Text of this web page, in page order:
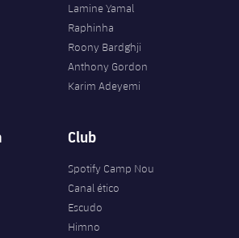
Lamine Yamal
Raphinha
Roony Bardghji
Anthony Gordon
Karim Adeyemi
Club
Spotify Camp Nou
Canal ético
Escudo
Himno